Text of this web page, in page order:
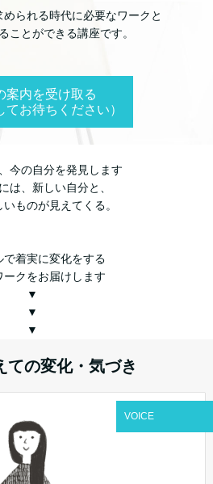
られる時代に必要なワークと
ことができる講座です。
案内を受け取る
てお待ちください）
今の自分を発見します
は、新しい自分と、
ものが見えてくる。
で着実に変化をする
ークをお届けします
▼
▼
▼
ての変化・気づき
VOICE